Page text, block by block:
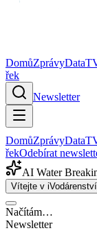
DomůZprávyData
řek
Newsletter
DomůZprávyData
řekOdebírat
AI Water
Vítejte v
Načítám…
Newsletter